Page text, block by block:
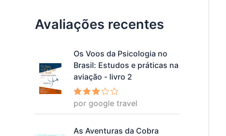
Avaliações recentes
Os Voos da Psicologia no
Brasil: Estudos e práticas na
aviação - livro 2
Avalia
ção 3
por google travel
As Aventuras da Cobra